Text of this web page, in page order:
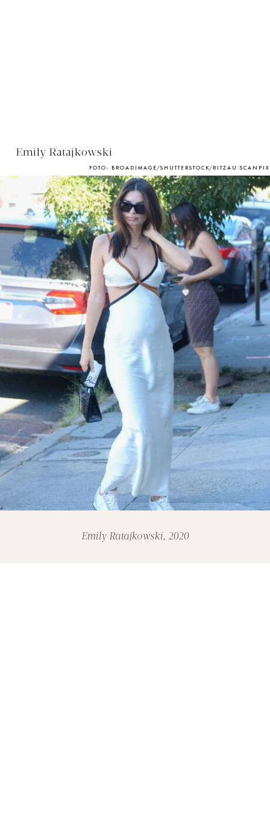
Emily Ratajkowski
FOTO: BROADIMAGE/SHUTTERSTOCK/RITZAU SCANPIX
Emily Ratajkowski, 2020